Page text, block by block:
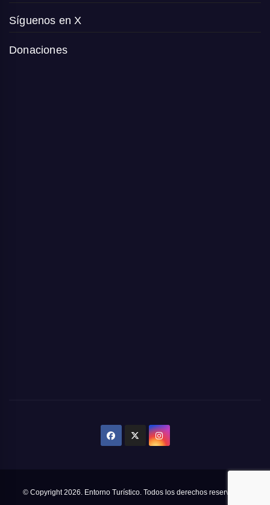
Síguenos en X
Donaciones